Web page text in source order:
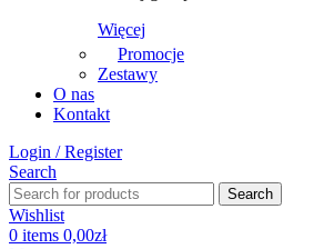
Więcej
Promocje
Zestawy
O nas
Kontakt
Login / Register
Search
Search
Wishlist
0 items 0,00zł